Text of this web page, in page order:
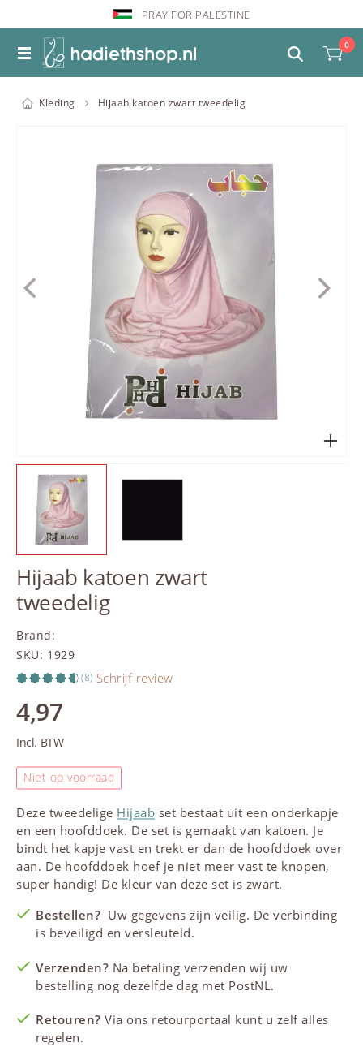
PRAY FOR PALESTINE
0
Kleding Hijaab katoen zwart tweedelig
Hijaab katoen zwart
tweedelig
Brand:
SKU: 1929
(8) Schrijf review
4,97
Incl. BTW
Niet op voorraad
Deze tweedelige Hijaab set bestaat uit een onderkapje
en een hoofddoek. De set is gemaakt van katoen. Je
bindt het kapje vast en trekt er dan de hoofddoek over
aan. De hoofddoek hoef je niet meer vast te knopen,
super handig! De kleur van deze set is zwart.
Bestellen? Uw gegevens zijn veilig. De verbinding
is beveiligd en versleuteld.
Verzenden? Na betaling verzenden wij uw
bestelling nog dezelfde dag met PostNL.
Retouren? Via ons retourportaal kunt u zelf alles
regelen.